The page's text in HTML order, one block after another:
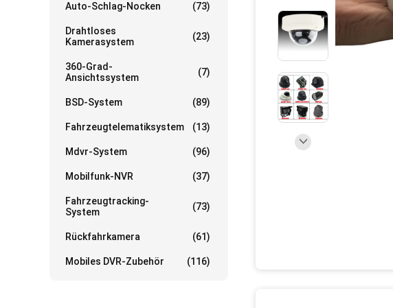
Auto-Schlag-Nocken (73)
Drahtloses
Kamerasystem
(23)
360-Grad-
Ansichtssystem
(7)
BSD-System (89)
Fahrzeugtelematiksystem (13)
Mdvr-System (96)
Mobilfunk-NVR (37)
Fahrzeugtracking-
System
(73)
Rückfahrkamera (61)
Mobiles DVR-Zubehör (116)